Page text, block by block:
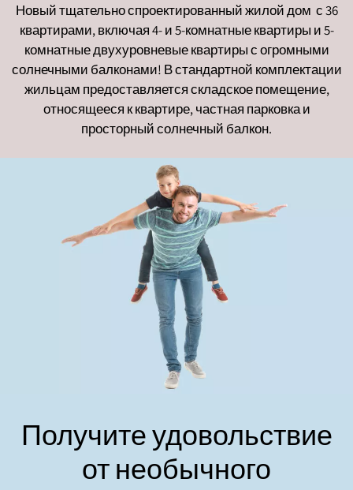
Новый тщательно спроектированный жилой дом с 36
квартирами, включая 4- и 5-комнатные квартиры и 5-
комнатные двухуровневые квартиры с огромными
солнечными балконами! В стандартной комплектации
жильцам предоставляется складское помещение,
относящееся к квартире, частная парковка и
просторный солнечный балкон.
Получите удовольствие
от необычного